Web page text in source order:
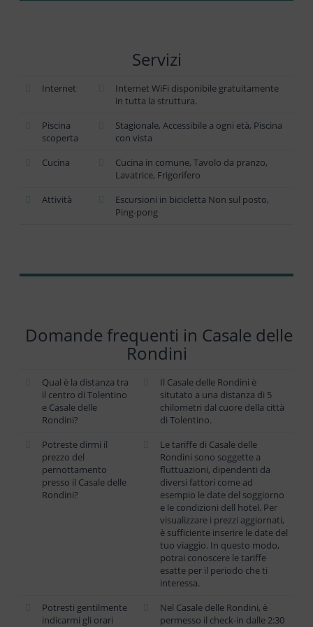
Servizi
Internet
Internet WiFi disponibile gratuitamente
in tutta la struttura.
Piscina
scoperta
Stagionale, Accessibile a ogni età, Piscina
con vista
Cucina
Cucina in comune, Tavolo da pranzo,
Lavatrice, Frigorifero
Attività
Escursioni in bicicletta Non sul posto,
Ping-pong
Domande frequenti in Casale delle
Rondini
Qual è la distanza tra
il centro di Tolentino
e Casale delle
Rondini?
Il Casale delle Rondini è
situtato a una distanza di 5
chilometri dal cuore della città
di Tolentino.
Potreste dirmi il
prezzo del
pernottamento
presso il Casale delle
Rondini?
Le tariffe di Casale delle
Rondini sono soggette a
fluttuazioni, dipendenti da
diversi fattori come ad
esempio le date del soggiorno
e le condizioni dell hotel. Per
visualizzare i prezzi aggiornati,
è sufficiente inserire le date del
tuo viaggio. In questo modo,
potrai conoscere le tariffe
esatte per il periodo che ti
interessa.
Potresti gentilmente
indicarmi gli orari
Nel Casale delle Rondini, è
permesso il check-in dalle 2:30